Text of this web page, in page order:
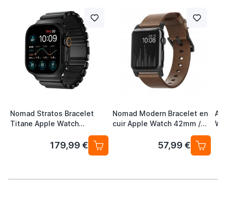
Nomad Stratos Bracelet
Titane Apple Watch
179,99 €
Nomad Modern Bracelet en
cuir Apple Watch 42mm /
44mm / 45mm / 49mm Noir
57,99 €